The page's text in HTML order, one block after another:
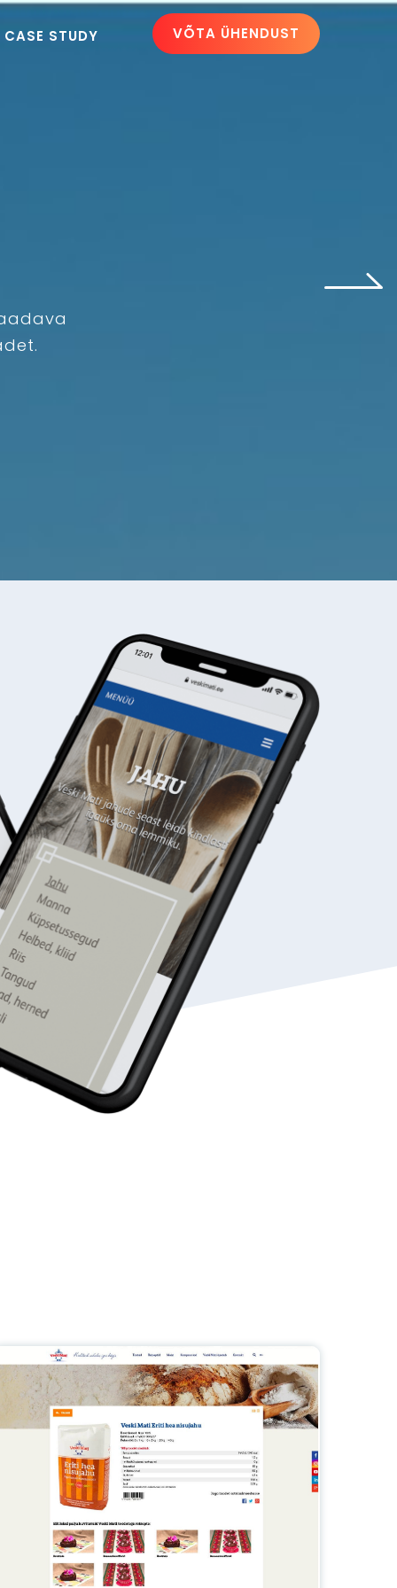
CASE STUDY VÕTA ÜHENDUST